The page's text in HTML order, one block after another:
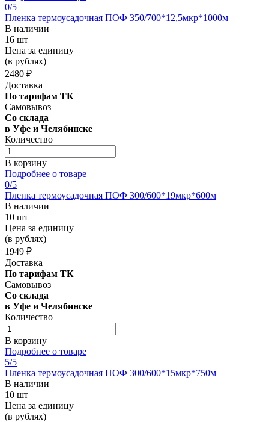
0/5
Пленка термоусадочная ПОФ 350/700*12,5мкр*1000м
В наличии
16 шт
Цена за единицу
(в рублях)
2480 ₽
Доставка
По тарифам ТК
Самовывоз
Со склада
в Уфе и Челябинске
Количество
В корзину
Подробнее о товаре
0/5
Пленка термоусадочная ПОФ 300/600*19мкр*600м
В наличии
10 шт
Цена за единицу
(в рублях)
1949 ₽
Доставка
По тарифам ТК
Самовывоз
Со склада
в Уфе и Челябинске
Количество
В корзину
Подробнее о товаре
5/5
Пленка термоусадочная ПОФ 300/600*15мкр*750м
В наличии
10 шт
Цена за единицу
(в рублях)